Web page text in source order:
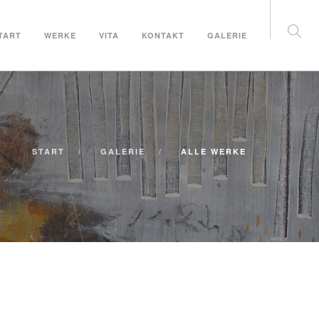
WERKE VITA KONTAKT GALERIE
START GALERIE ALLE WERKE